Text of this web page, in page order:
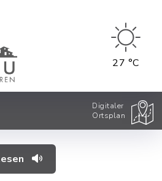
27 °C
Digitaler
Ortsplan